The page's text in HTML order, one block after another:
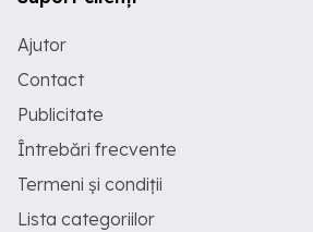
Ajutor
Contact
Publicitate
Întrebări frecvente
Termeni și condiții
Lista categoriilor